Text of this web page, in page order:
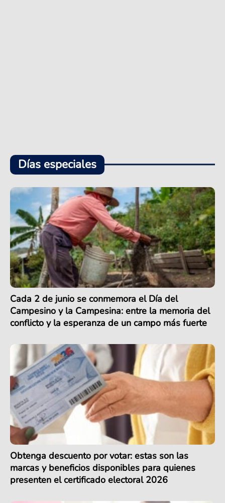
Días especiales
Cada 2 de junio se conmemora el Día del
Campesino y la Campesina: entre la memoria del
conflicto y la esperanza de un campo más fuerte
Obtenga descuento por votar: estas son las
marcas y beneficios disponibles para quienes
presenten el certificado electoral 2026